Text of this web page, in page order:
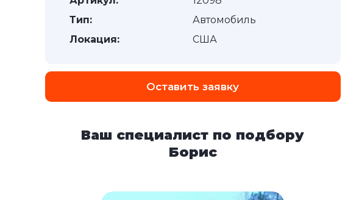
Тип:
Автомобиль
Локация:
США
Оставить заявку
Ваш специалист по подбору
Борис